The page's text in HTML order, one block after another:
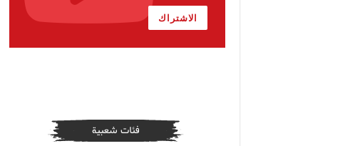
الاشتراك
فئات شعبية